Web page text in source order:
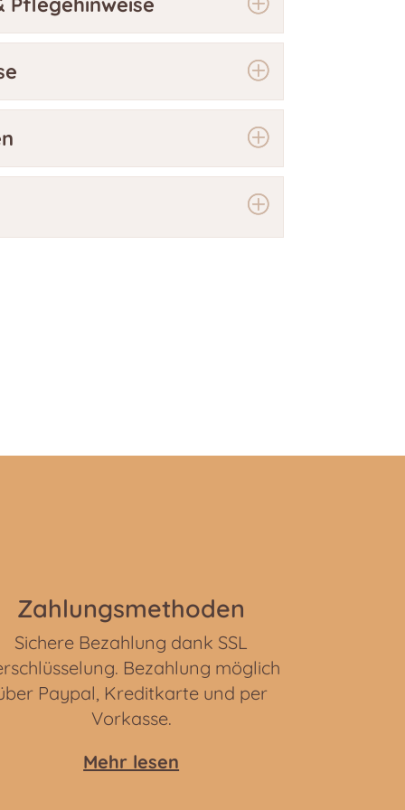
Zahlungsmethoden
Sichere Bezahlung dank SSL
Bezahlung möglich
Paypal, Kreditkarte und per
Vorkasse.
Mehr lesen